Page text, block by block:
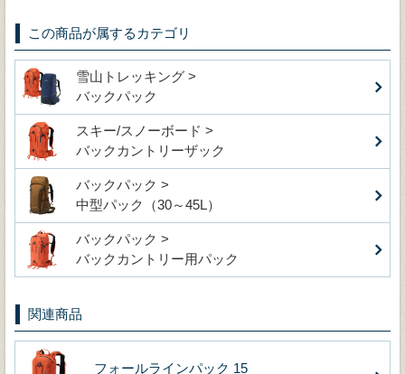
この商品が属するカテゴリ
雪山トレッキング >
バックパック
スキー/スノーボード >
バックカントリーザック
バックパック >
中型パック（30～45L）
バックパック >
バックカントリー用パック
関連商品
フォールラインパック 15